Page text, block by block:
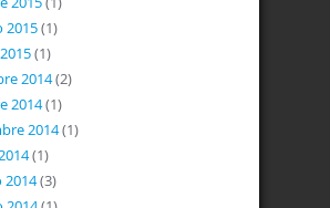
2015(1)
(1)
2014(2)
2014(1)
2014(1)
(1)
2014(3)